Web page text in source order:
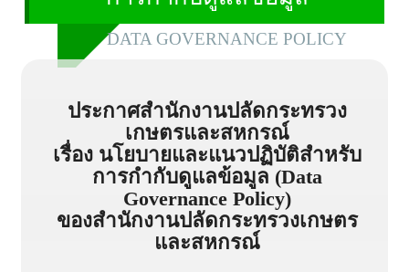
DATA GOVERNANCE POLICY
ประกาศสำนักงานปลัดกระทรวง
เกษตรและสหกรณ์
เรื่อง นโยบายและแนวปฏิบัติสำหรับ
การกำกับดูแลข้อมูล (Data
Governance Policy)
ของสำนักงานปลัดกระทรวงเกษตร
และสหกรณ์